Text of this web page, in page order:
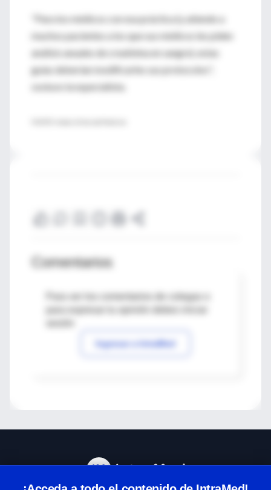
"Para los médicos con esa práctica (y atiendo a
muchos pacientes a los que sus médicos les piden
análisis anuales de creatinina en sangre), estas
guías deberían modificarles sus protocolos",
sostuvo la especialista.
Comentarios
Para ver los comentarios de colegas o
Ingresar a IntraMed